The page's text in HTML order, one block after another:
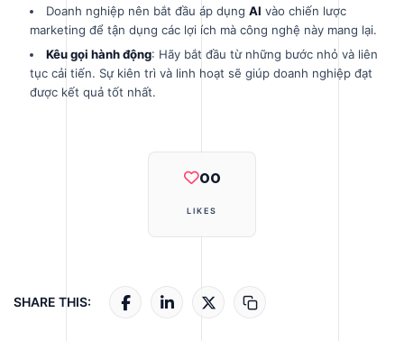
Doanh nghiệp nên bắt đầu áp dụngAI vào chiến lược
marketing để tận dụng các lợi ích mà công nghệ này mang lại.
Kêu gọi hành động: Hãy bắt đầu từ những bước nhỏ và liên
tục cải tiến. Sự kiên trì và linh hoạt sẽ giúp doanh nghiệp đạt
được kết quả tốt nhất.
00
LIKES
SHARE THIS: